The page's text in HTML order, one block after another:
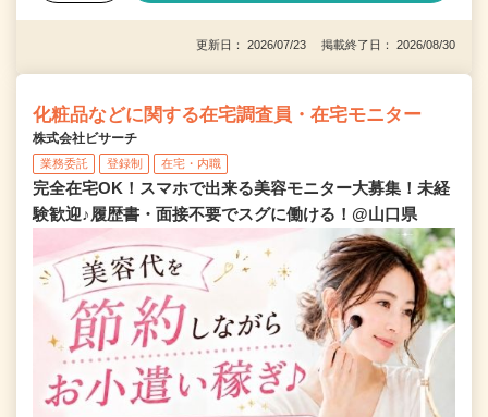
更新日： 2026/07/23 掲載終了日： 2026/08/30
化粧品などに関する在宅調査員・在宅モニター
株式会社ビサーチ
業務委託 登録制 在宅・内職
完全在宅OK！スマホで出来る美容モニター大募集！未経
験歓迎♪履歴書・面接不要でスグに働ける！@山口県